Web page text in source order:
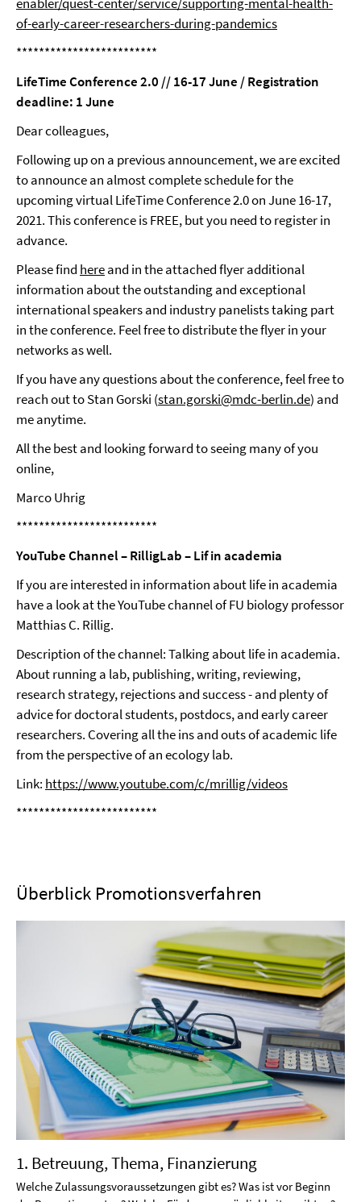
of-early-career-researchers-during-pandemics
*************************
LifeTime Conference 2.0 // 16-17 June / Registration
deadline: 1 June
Dear colleagues,
Following up on a previous announcement, we are excited
to announce an almost complete schedule for the
upcoming virtual LifeTime Conference 2.0 on June 16-17,
2021. This conference is FREE, but you need to register in
advance.
Please find hereand in the attached flyer additional
information about the outstanding and exceptional
international speakers and industry panelists taking part
in the conference. Feel free to distribute the flyer in your
networks as well.
If you have any questions about the conference, feel free to
reach out to Stan Gorski (stan.gorski@mdc-berlin.de) and
me anytime.
All the best and looking forward to seeing many of you
online,
Marco Uhrig
*************************
YouTube Channel – RilligLab – Lif in academia
If you are interested in information about life in academia
have a look at the YouTube channel of FU biology professor
Matthias C. Rillig.
Description of the channel: Talking about life in academia.
About running a lab, publishing, writing, reviewing,
research strategy, rejections and success - and plenty of
advice for doctoral students, postdocs, and early career
researchers. Covering all the ins and outs of academic life
from the perspective of an ecology lab.
Link: https://www.youtube.com/c/mrillig/videos
*************************
Überblick Promotionsverfahren
1. Betreuung, Thema, Finanzierung
Welche Zulassungsvoraussetzungen gibt es? Was ist vor Beginn